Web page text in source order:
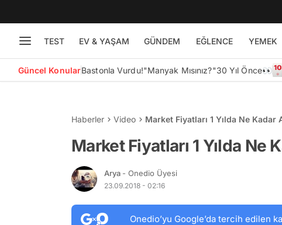
TEST EV & YAŞAM GÜNDEM EĞLENCE YEMEK
Güncel KonularBastonla Vurdu!"Manyak Mısınız?"30 Yıl Önce👀
Haberler Video Market Fiyatları 1 Yılda Ne Kadar
Market Fiyatları 1 Yılda Ne
Arya - Onedio Üyesi
23.09.2018 - 02:16
Onedio’yu Google’da tercih edilen